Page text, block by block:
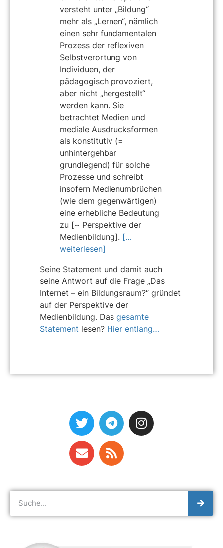
versteht unter „Bildung“
mehr als „Lernen“, nämlich
einen sehr fundamentalen
Prozess der reflexiven
Selbstverortung von
Individuen, der
pädagogisch provoziert,
aber nicht „hergestellt“
werden kann. Sie
betrachtet Medien und
mediale Ausdrucksformen
als konstitutiv (=
unhintergehbar
grundlegend) für solche
Prozesse und schreibt
insofern Medienumbrüchen
(wie dem gegenwärtigen)
eine erhebliche Bedeutung
zu [~ Perspektive der
Medienbildung]. […
weiterlesen]
Seine Statement und damit auch
seine Antwort auf die Frage „Das
Internet – ein Bildungsraum?“ gründet
auf der Perspektive der
Medienbildung. Das gesamte
Statement lesen? Hier entlang…